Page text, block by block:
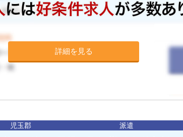
詳細を見る
児玉郡 派遣